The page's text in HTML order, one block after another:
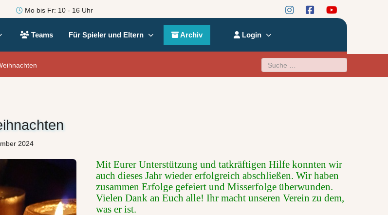
Mo bis Fr: 10 - 16 Uhr
Teams Für Spieler und Eltern Archiv Login
Suchen
2024
Mit Eurer Unterstützung und tatkräftigen Hilfe konnten wir
auch dieses Jahr wieder erfolgreich abschließen. Wir haben
zusammen Erfolge gefeiert und Misserfolge überwunden.
Vielen Dank an Euch alle! Ihr macht unseren Verein zu dem,
was er ist.